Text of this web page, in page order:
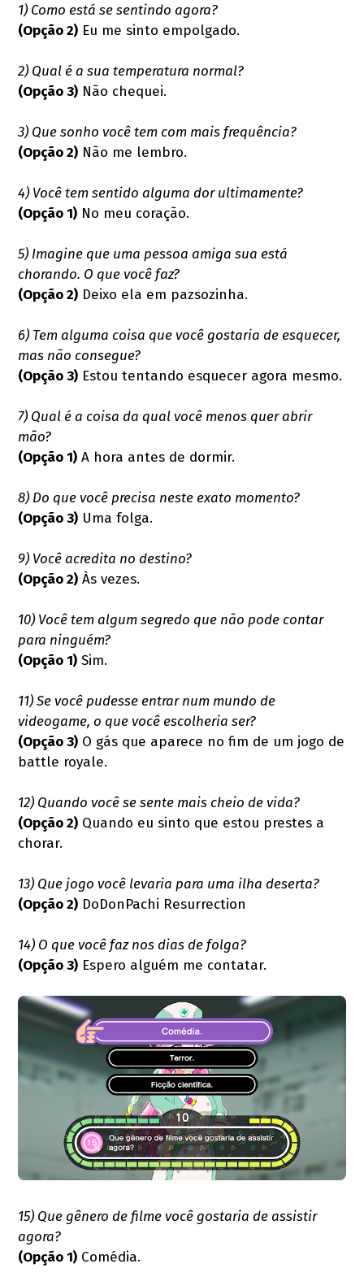
1) Como está se sentindo agora?
(Opção 2) Eu me sinto empolgado.
2) Qual é a sua temperatura normal?
(Opção 3) Não chequei.
3) Que sonho você tem com mais frequência?
(Opção 2) Não me lembro.
4) Você tem sentido alguma dor ultimamente?
(Opção 1) No meu coração.
5) Imagine que uma pessoa amiga sua está
chorando. O que você faz?
(Opção 2) Deixo ela em pazsozinha.
6) Tem alguma coisa que você gostaria de esquecer,
mas não consegue?
(Opção 3) Estou tentando esquecer agora mesmo.
7) Qual é a coisa da qual você menos quer abrir
mão?
(Opção 1) A hora antes de dormir.
8) Do que você precisa neste exato momento?
(Opção 3) Uma folga.
9) Você acredita no destino?
(Opção 2) Às vezes.
10) Você tem algum segredo que não pode contar
para ninguém?
(Opção 1) Sim.
11) Se você pudesse entrar num mundo de
videogame, o que você escolheria ser?
(Opção 3) O gás que aparece no fim de um jogo de
battle royale.
12) Quando você se sente mais cheio de vida?
(Opção 2) Quando eu sinto que estou prestes a
chorar.
13) Que jogo você levaria para uma ilha deserta?
(Opção 2) DoDonPachi Resurrection
14) O que você faz nos dias de folga?
(Opção 3) Espero alguém me contatar.
15) Que gênero de filme você gostaria de assistir
agora?
(Opção 1) Comédia.